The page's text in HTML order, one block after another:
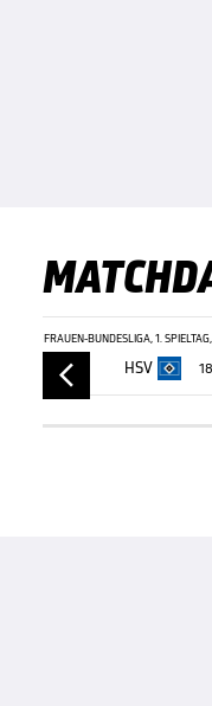

FRAUEN-BUNDESLIGA, 1.
HSV